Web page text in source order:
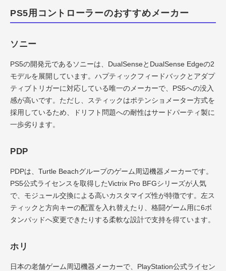
PS5用コントローラーのおすすめメーカー
ソニー
PS5の開発元であるソニーは、DualSenseとDualSense Edgeの2
モデルを展開しています。ハプティックフィードバックとアダプ
ティブトリガーに対応している唯一のメーカーで、PS5への没入
感が高いです。ただし、スティックはポテンショメーター方式を
採用しているため、ドリフト問題への耐性はサードパーティ製に
一歩劣ります。
PDP
PDPは、Turtle Beachグループのゲーム周辺機器メーカーです。
PS5公式ライセンスを取得したVictrix Pro BFGシリーズが人気
で、モジュール交換による高いカスタマイズ性が特徴です。左ス
ティックと方向キーの配置を入れ替えたり、格闘ゲーム用に6ボ
タンパッドへ変更できたりする柔軟な設計で支持を得ています。
ホリ
日本の老舗ゲーム周辺機器メーカーで、PlayStation公式ライセン